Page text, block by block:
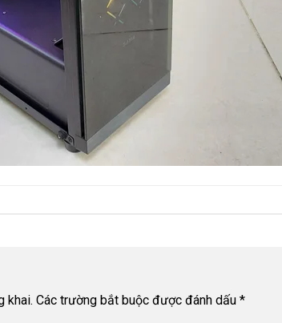
khai. Các trường bắt buộc được đánh dấu *